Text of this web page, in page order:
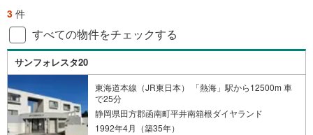
3 件
すべての物件をチェックする
サンフォレスタ20
東海道本線（JR東日本） 「熱海」駅から12500m 車
で25分
静岡県田方郡函南町平井南箱根ダイヤランド
1992年4月（築35年）